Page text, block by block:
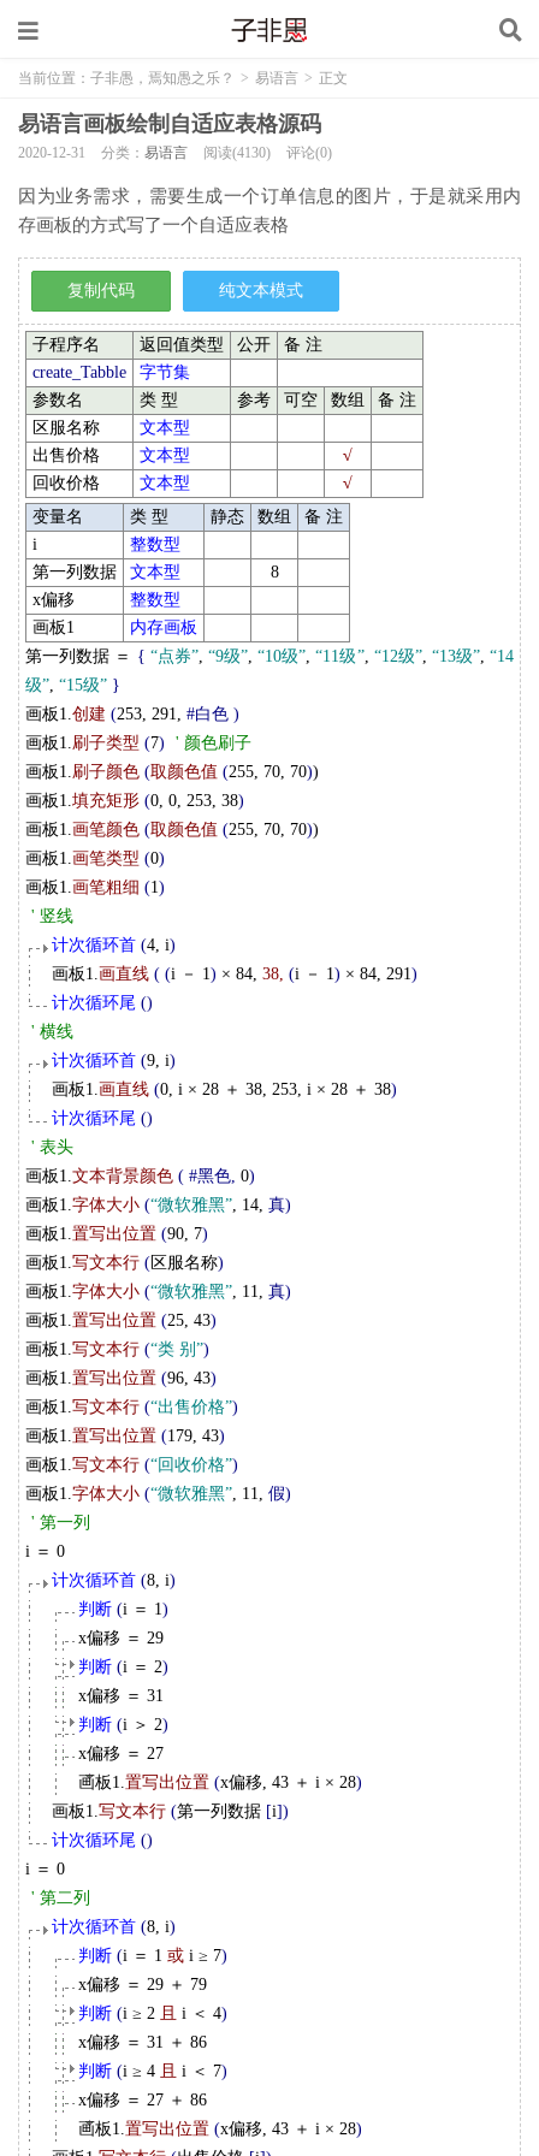
当前位置： 子非愚，焉知愚之乐？ > 易语言 > 正文
易语言画板绘制自适应表格源码
2020-12-31 分类： 易语言 阅读(4130) 评论(0)
因为业务需求，需要生成一个订单信息的图片，于是就采用内
存画板的方式写了一个自适应表格
子程序名 返回值类型 公开
备 注
create_Tabble
字节集
参数名
类 型 参考 可空 数组
备 注
区服名称
文本型
出售价格
文本型
√
回收价格
文本型
√
变量名
类 型 静态 数组
备 注
i
整数型
第一列数据
文本型
8
x偏移
整数型
画板1
内存画板
第一列数据 ＝ { “点券”, “9级”,“10级”,“11级”, “12级”, “13级”,“14
级”, “15级” }
画板1.创建 (253, 291, #白色 )
画板1.刷子类型 (7)
' 颜色刷子
画板1.刷子颜色 (取颜色值 (255, 70, 70))
画板1.填充矩形 (0, 0, 253, 38)
画板1.画笔颜色 (取颜色值 (255, 70, 70))
画板1.画笔类型 (0)
画板1.画笔粗细 (1)
' 竖线
计次循环首 (4, i)
画板1.画直线 ( (i － 1) × 84, 38, (i － 1) × 84, 291)
计次循环尾 ()
' 横线
计次循环首 (9, i)
画板1.画直线 (0, i × 28 ＋ 38, 253, i × 28 ＋ 38)
计次循环尾 ()
' 表头
画板1.文本背景颜色 ( #黑色, 0)
画板1.字体大小 (“微软雅黑”, 14, 真)
画板1.置写出位置 (90, 7)
画板1.写文本行 ( 区服名称)
画板1.字体大小 (“微软雅黑”, 11, 真)
画板1.置写出位置 (25, 43)
画板1.写文本行 (“类 别”)
画板1.置写出位置 (96, 43)
画板1.写文本行 (“出售价格”)
画板1.置写出位置 (179, 43)
画板1.写文本行 (“回收价格”)
画板1.字体大小 (“微软雅黑”, 11, 假)
' 第一列
i ＝ 0
计次循环首 (8, i)
判断 (i ＝ 1)
x偏移 ＝ 29
判断 (i ＝ 2)
x偏移 ＝ 31
判断 (i ＞ 2)
x偏移 ＝ 27
画板1.置写出位置 (x偏移, 43 ＋ i × 28)
画板1.写文本行 (第一列数据 [i])
计次循环尾 ()
i ＝ 0
' 第二列
计次循环首 (8, i)
判断 (i ＝ 1 或 i ≥ 7)
x偏移 ＝ 29 ＋ 79
判断 (i ≥ 2 且 i ＜ 4)
x偏移 ＝ 31 ＋ 86
判断 (i ≥ 4 且 i ＜ 7)
x偏移 ＝ 27 ＋ 86
画板1.置写出位置 (x偏移, 43 ＋ i × 28)